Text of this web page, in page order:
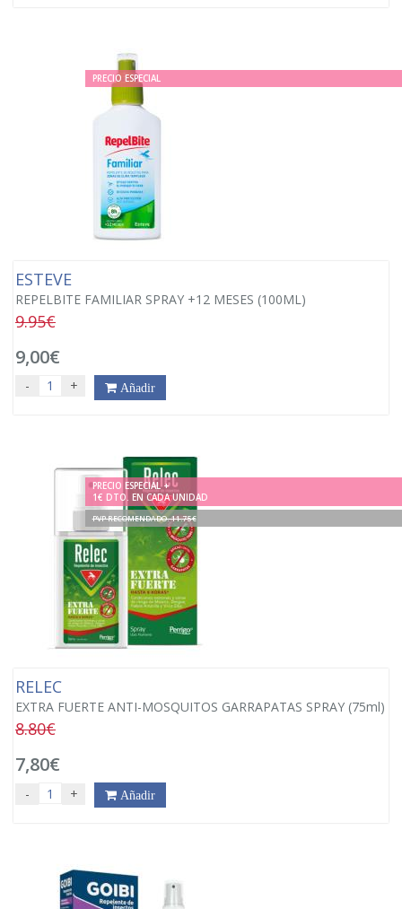
PRECIO ESPECIAL
ESTEVE
REPELBITE FAMILIAR SPRAY +12 MESES (100ML)
9.95€
9,00€
- + Añadir
PRECIO ESPECIAL +
1€ DTO. EN CADA UNIDAD
PVP RECOMENDADO. 11.75€
RELEC
EXTRA FUERTE ANTI-MOSQUITOS GARRAPATAS SPRAY (75ml)
8.80€
7,80€
- + Añadir